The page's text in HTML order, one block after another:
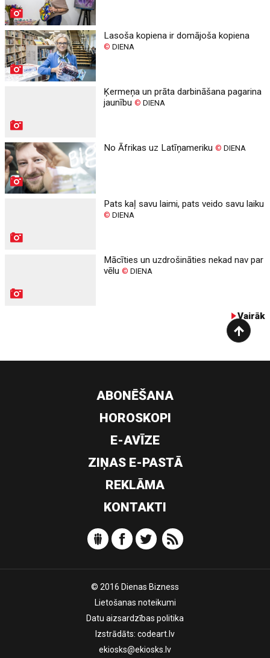
Lasoša kopiena ir domājoša kopiena
© DIENA
Ķermeņa un prāta darbināšana pagarina
jaunību© DIENA
No Āfrikas uz Latīņameriku© DIENA
Pats kaļ savu laimi, pats veido savu laiku
© DIENA
Mācīties un uzdrošināties nekad nav par
vēlu© DIENA
Vairāk
ABONĒŠANA
HOROSKOPI
E-AVĪZE
ZIŅAS E-PASTĀ
REKLĀMA
KONTAKTI
© 2016 Dienas Bizness
Lietošanas noteikumi
Datu aizsardzības politika
Izstrādāts: codeart.lv
ekiosks@ekiosks.lv